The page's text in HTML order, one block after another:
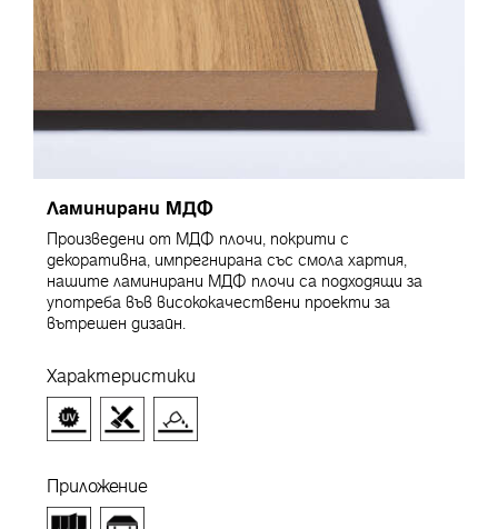
Ламинирани МДФ
Произведени от МДФ плочи, покрити с
декоративна, импрегнирана със смола хартия,
нашите ламинирани МДФ плочи са подходящи за
употреба във висококачествени проекти за
вътрешен дизайн.
Характеристики
Приложение